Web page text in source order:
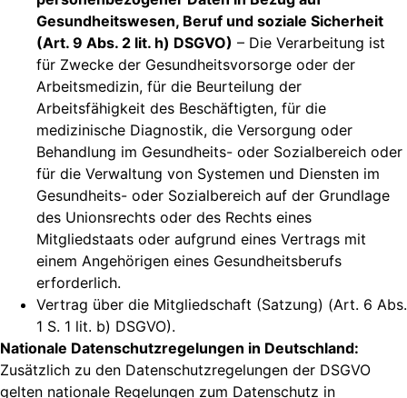
Gesundheitswesen, Beruf und soziale Sicherheit
(Art. 9 Abs. 2 lit. h) DSGVO) – Die Verarbeitung ist
für Zwecke der Gesundheitsvorsorge oder der
Arbeitsmedizin, für die Beurteilung der
Arbeitsfähigkeit des Beschäftigten, für die
medizinische Diagnostik, die Versorgung oder
Behandlung im Gesundheits- oder Sozialbereich oder
für die Verwaltung von Systemen und Diensten im
Gesundheits- oder Sozialbereich auf der Grundlage
des Unionsrechts oder des Rechts eines
Mitgliedstaats oder aufgrund eines Vertrags mit
einem Angehörigen eines Gesundheitsberufs
erforderlich.
Vertrag über die Mitgliedschaft (Satzung) (Art. 6 Abs.
1 S. 1 lit. b) DSGVO).
Nationale Datenschutzregelungen in Deutschland:
Zusätzlich zu den Datenschutzregelungen der DSGVO
gelten nationale Regelungen zum Datenschutz in